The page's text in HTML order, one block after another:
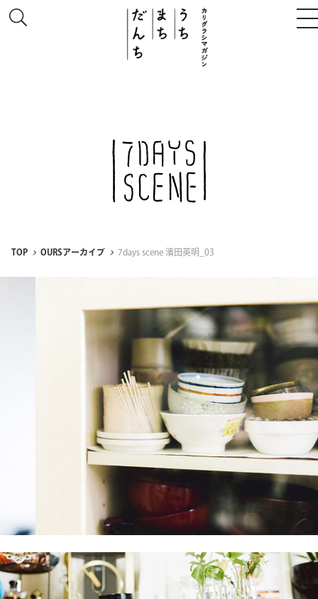
このサイトについて
# うち
# だんち
特集
連載
ジャーナル
タグ一覧
TOP OURSアーカイブ 7days scene 濱田英明_03